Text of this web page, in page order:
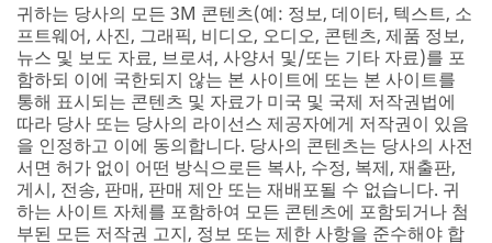
귀하는 당사의 모든 3M 콘텐츠(예: 정보, 데이터, 텍스트, 소
프트웨어, 사진, 그래픽, 비디오, 오디오, 콘텐츠, 제품 정보,
뉴스 및 보도 자료, 브로셔, 사양서 및/또는 기타 자료)를 포
함하되 이에 국한되지 않는 본 사이트에 또는 본 사이트를
통해 표시되는 콘텐츠 및 자료가 미국 및 국제 저작권법에
따라 당사 또는 당사의 라이선스 제공자에게 저작권이 있음
을 인정하고 이에 동의합니다. 당사의 콘텐츠는 당사의 사전
서면 허가 없이 어떤 방식으로든 복사, 수정, 복제, 재출판,
게시, 전송, 판매, 판매 제안 또는 재배포될 수 없습니다. 귀
하는 사이트 자체를 포함하여 모든 콘텐츠에 포함되거나 첨
부된 모든 저작권 고지, 정보 또는 제한 사항을 준수해야 합